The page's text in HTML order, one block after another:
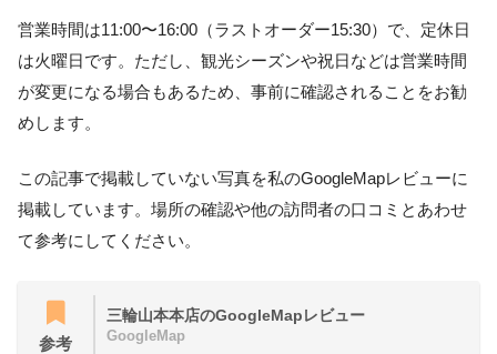
営業時間は11:00〜16:00（ラストオーダー15:30）で、定休日
は火曜日です。ただし、観光シーズンや祝日などは営業時間
が変更になる場合もあるため、事前に確認されることをお勧
めします。
この記事で掲載していない写真を私のGoogleMapレビューに
掲載しています。場所の確認や他の訪問者の口コミとあわせ
て参考にしてください。
参考
三輪山本本店のGoogleMapレビュー
GoogleMap